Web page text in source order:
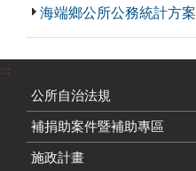
海端鄉公所公務統計方案
:::
公所自治法規
補捐助案件暨補助專區
施政計畫